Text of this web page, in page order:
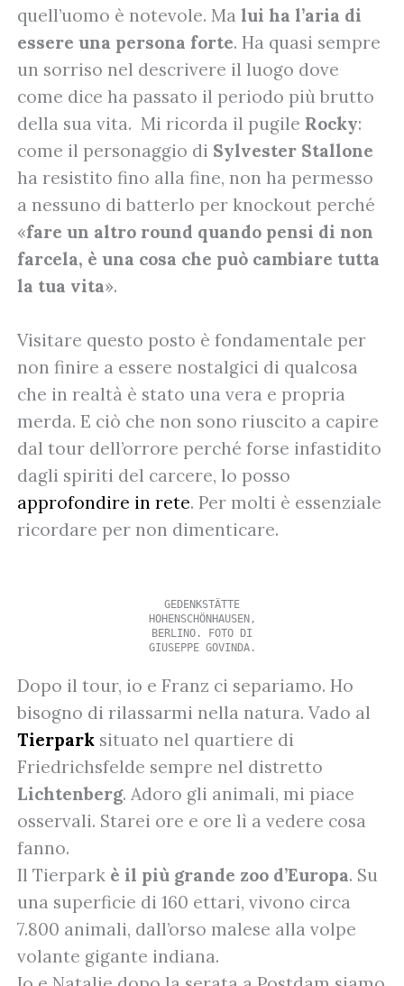
quell’uomo è notevole. Ma lui ha l’aria di
essere una persona forte. Ha quasi sempre
un sorriso nel descrivere il luogo dove
come dice ha passato il periodo più brutto
della sua vita. Mi ricorda il pugile Rocky:
come il personaggio di Sylvester Stallone
ha resistito fino alla fine, non ha permesso
a nessuno di batterlo per knockout perché
«fare un altro round quando pensi di non
farcela, è una cosa che può cambiare tutta
la tua vita».
Visitare questo posto è fondamentale per
non finire a essere nostalgici di qualcosa
che in realtà è stato una vera e propria
merda. E ciò che non sono riuscito a capire
dal tour dell’orrore perché forse infastidito
dagli spiriti del carcere, lo posso
approfondire in rete. Per molti è essenziale
ricordare per non dimenticare.
GEDENKSTÄTTE
HOHENSCHÖNHAUSEN,
BERLINO. FOTO DI
GIUSEPPE GOVINDA.
Dopo il tour, io e Franz ci separiamo. Ho
bisogno di rilassarmi nella natura. Vado al
Tierpark situato nel quartiere di
Friedrichsfelde sempre nel distretto
Lichtenberg. Adoro gli animali, mi piace
osservali. Starei ore e ore lì a vedere cosa
fanno.
Il Tierpark è il più grande zoo d’Europa. Su
una superficie di 160 ettari, vivono circa
7.800 animali, dall’orso malese alla volpe
volante gigante indiana.